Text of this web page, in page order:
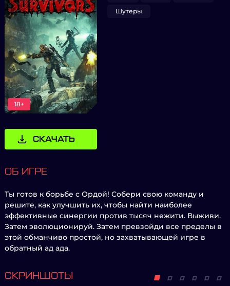
18+
СКАЧАТЬ
Шутеры
ОБ ИГРЕ
Ты готов к борьбе с Ордой! Собери свою команду и
решите, как улучшить их, чтобы найти наиболее
эффективные синергии против тысяч нежити. Выживи.
Затем эволюционируй. Затем превзойди все пределы в
этой обманчиво простой, но захватывающей игре в
обратный ад ада.
СКРИНШОТЫ